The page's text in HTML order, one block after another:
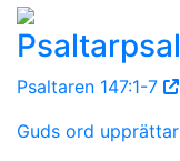
Psaltaren 147:1-7
Guds ord